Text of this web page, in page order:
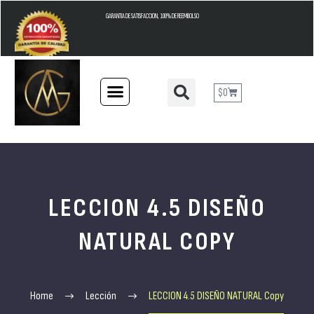
GARANTIA DE SATISFACCION, 100% DE REEMBOLSO
$0
LECCION 4.5 DISEÑO
NATURAL COPY
Home Lección LECCION 4.5 DISEÑO NATURAL Copy